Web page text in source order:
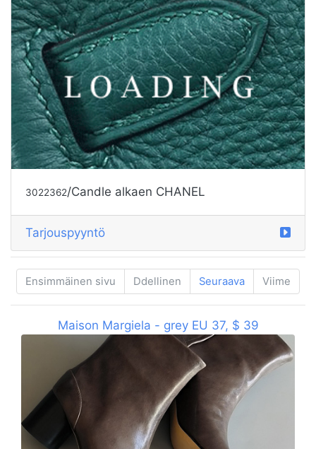
3022362/Candle alkaen CHANEL
Tarjouspyyntö
Ensimmäinen sivu Ddellinen Seuraava Viime
Maison Margiela - grey EU 37, $ 39